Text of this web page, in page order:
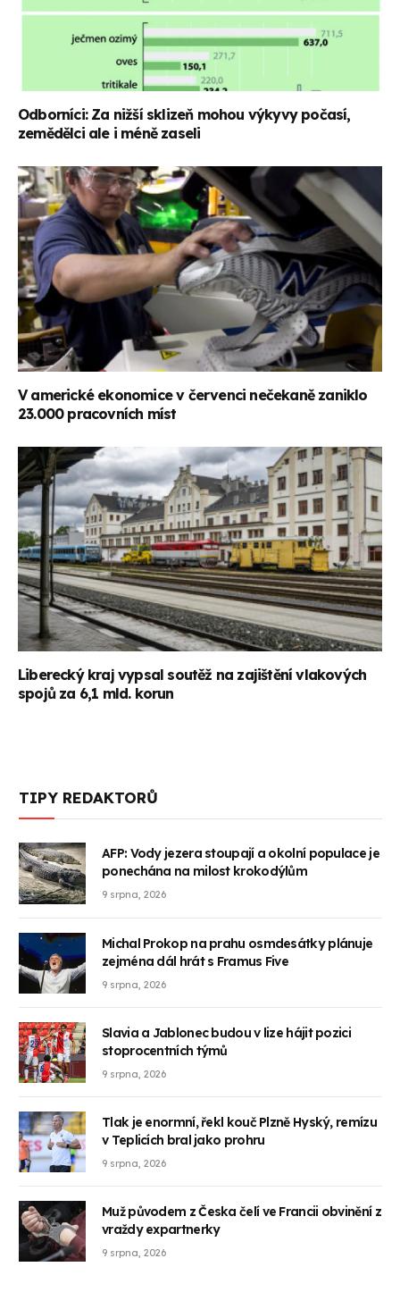
Odborníci: Za nižší sklizeň mohou výkyvy počasí,
zemědělci ale i méně zaseli
V americké ekonomice v červenci nečekaně zaniklo
23.000 pracovních míst
Liberecký kraj vypsal soutěž na zajištění vlakových
spojů za 6,1 mld. korun
TIPY REDAKTORŮ
AFP: Vody jezera stoupají a okolní populace je
ponechána na milost krokodýlům
9 srpna, 2026
Michal Prokop na prahu osmdesátky plánuje
zejména dál hrát s Framus Five
9 srpna, 2026
Slavia a Jablonec budou v lize hájit pozici
stoprocentních týmů
9 srpna, 2026
Tlak je enormní, řekl kouč Plzně Hyský, remízu
v Teplicích bral jako prohru
9 srpna, 2026
Muž původem z Česka čelí ve Francii obvinění z
vraždy expartnerky
9 srpna, 2026